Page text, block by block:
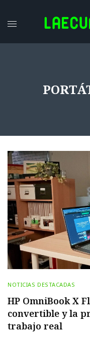
NOTICIAS DESTACADAS
HP OmniBook X
convertible y la
trabajo real